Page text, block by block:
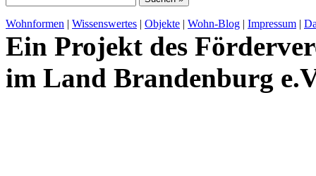
Wohnformen | Wissenswertes | Objekte | Wohn-Blog | Impressum |
Ein Projekt des
im Land Brandenburg